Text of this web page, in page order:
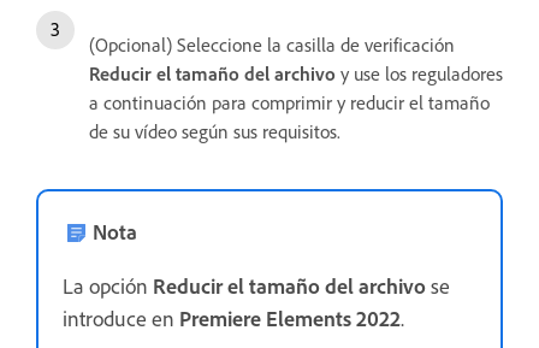
(Opcional) Seleccione la casilla de verificación
Reducir el tamaño del archivo y use los reguladores
a continuación para comprimir y reducir el tamaño
de su vídeo según sus requisitos.
Nota
La opción Reducir el tamaño del archivose
introduce en Premiere Elements 2022.